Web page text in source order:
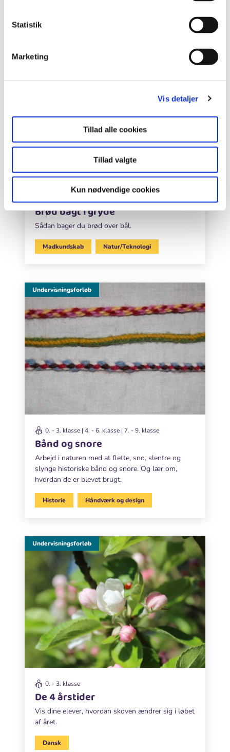
Statistik
Marketing
Vis detaljer
Tillad alle cookies
Tillad valgte
Kun nødvendige cookies
Brød bagt i gryde
Sådan bager du brød over bål.
Madkundskab Natur/Teknologi
0. - 3. klasse | 4. - 6. klasse | 7. - 9. klasse
Bånd og snore
Arbejd i naturen med at flette, sno, slentre og
slynge historiske bånd og snore. Og lær om,
hvordan de er blevet brugt.
Undervisningsforløb
Historie Håndværk og design
0. - 3. klasse
De 4 årstider
Vis dine elever, hvordan skoven ændrer sig i løbet
af året.
Undervisningsforløb
Dansk